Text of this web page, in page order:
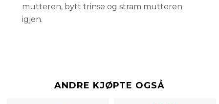
mutteren, bytt trinse og stram mutteren
igjen.
ANDRE KJØPTE OGSÅ